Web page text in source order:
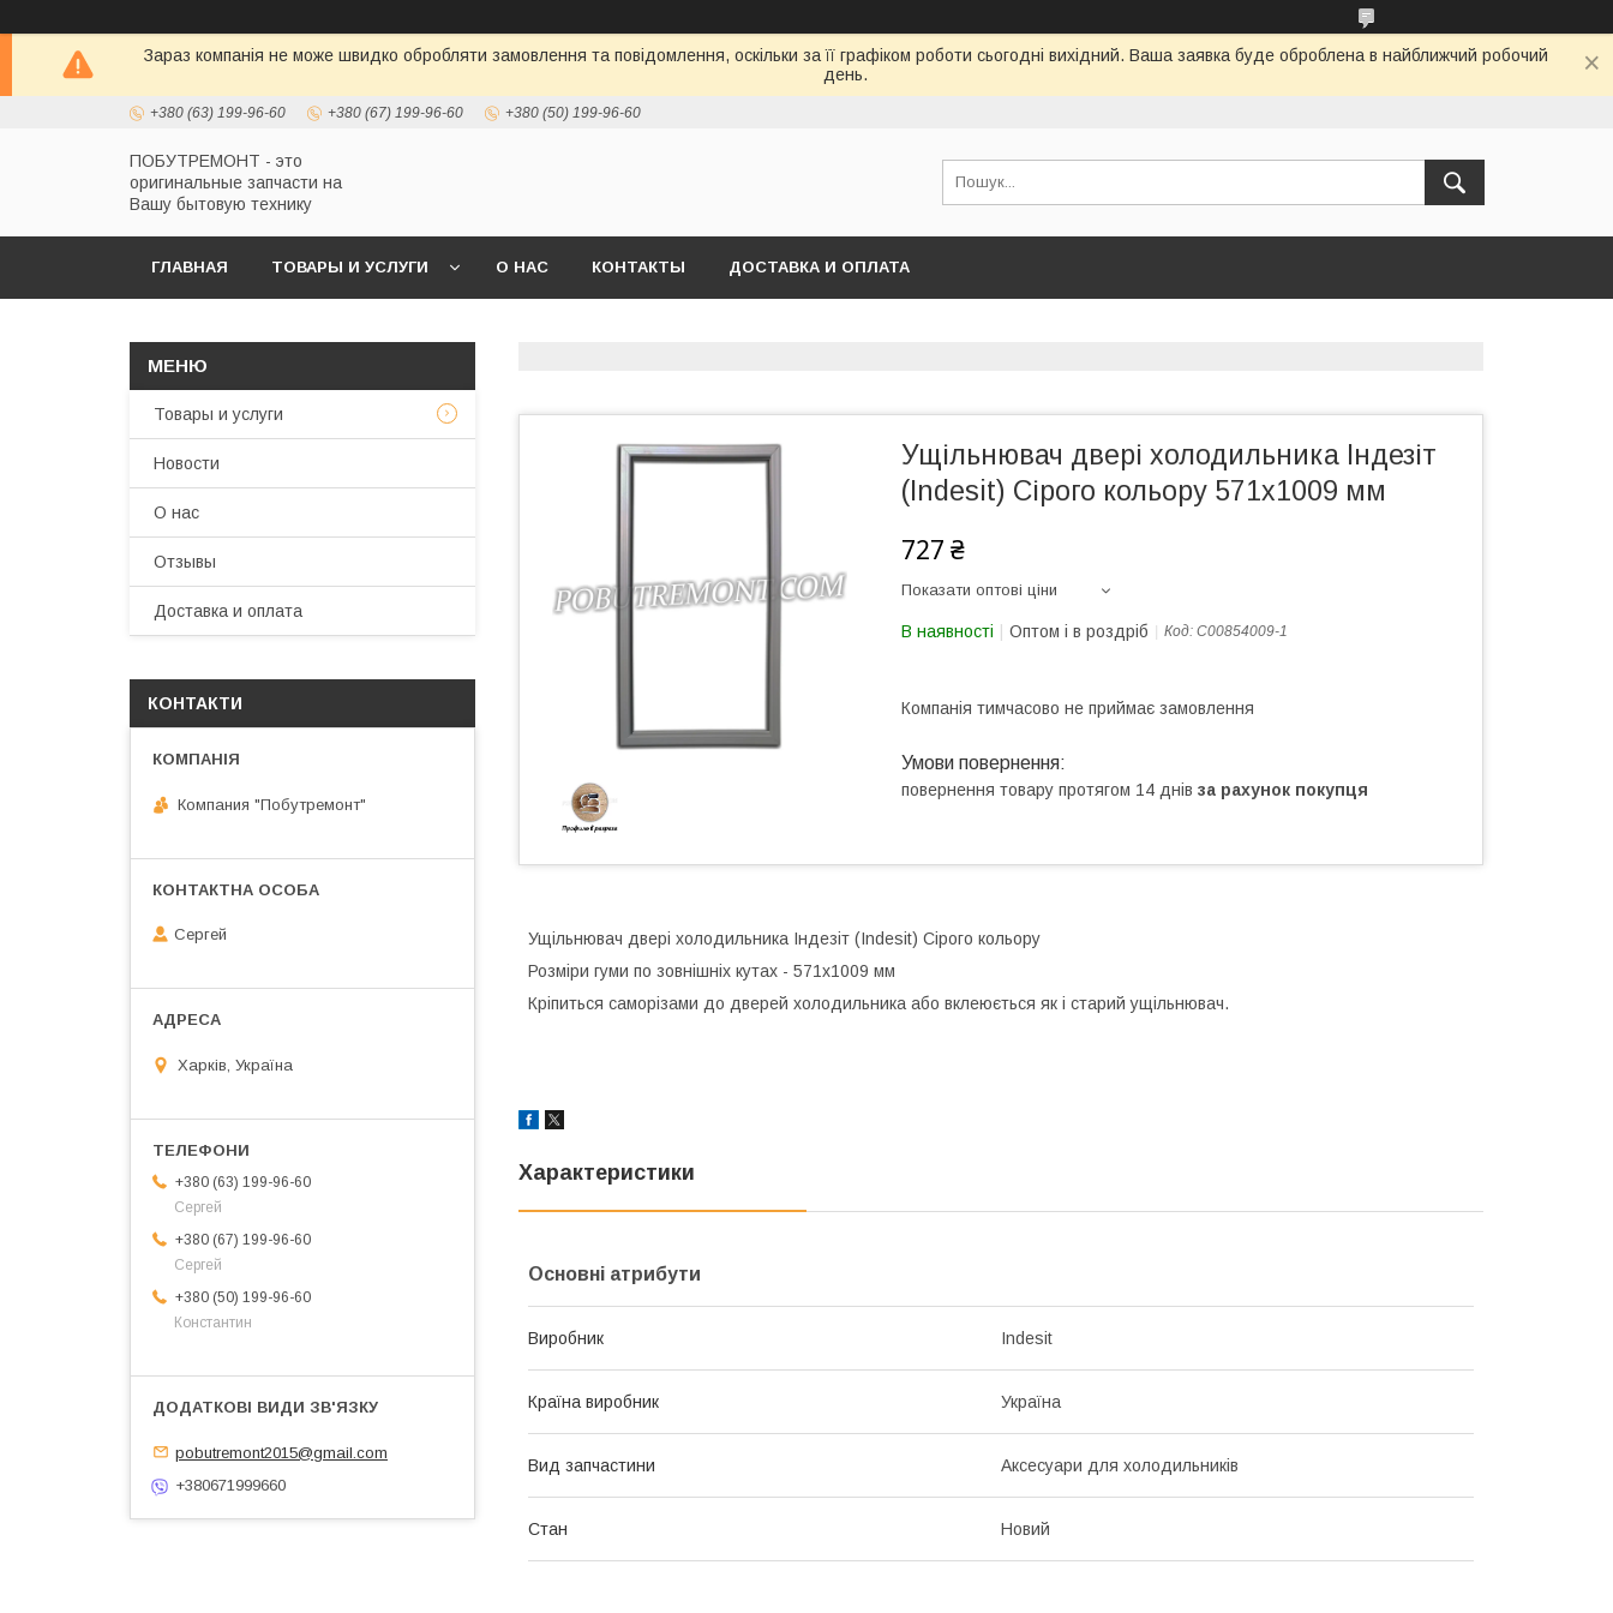
Зараз компанія не може швидко обробляти замовлення та повідомлення, оскільки за її графіком роботи сьогодні вихідний. Ваша заявка буде оброблена в найближчий робочий
день.
+380 (63) 199-96-60 +380 (67) 199-96-60 +380 (50) 199-96-60
ПОБУТРЕМОНТ - это
оригинальные запчасти на
Вашу бытовую технику
ГЛАВНАЯ ТОВАРЫ И УСЛУГИ О НАС КОНТАКТЫ ДОСТАВКА И ОПЛАТА
Ущільнювач двері холодильника Індезіт
(Indesit) Сірого кольору 571х1009 мм
727 ₴
Показати оптові ціни
В наявності Оптом і в роздріб Код: C00854009-1
Компанія тимчасово не приймає замовлення
повернення товару протягом 14 днів за рахунок покупця
Ущільнювач двері холодильника Індезіт (Indesit) Сірого кольору
Розміри гуми по зовнішніх кутах - 571х1009 мм
Кріпиться саморізами до дверей холодильника або вклеюється як і старий ущільнювач.
Характеристики
Основні атрибути
Виробник Indesit
Країна виробник Україна
Вид запчастини Аксесуари для холодильників
Стан Новий
Товары и услуги
Новости
О нас
Отзывы
Доставка и оплата
КОНТАКТИ
Компания "Побутремонт"
Сергей
Харків, Україна
+380 (63) 199-96-60
Сергей
+380 (67) 199-96-60
Сергей
+380 (50) 199-96-60
Константин
pobutremont2015@gmail.com
+380671999660